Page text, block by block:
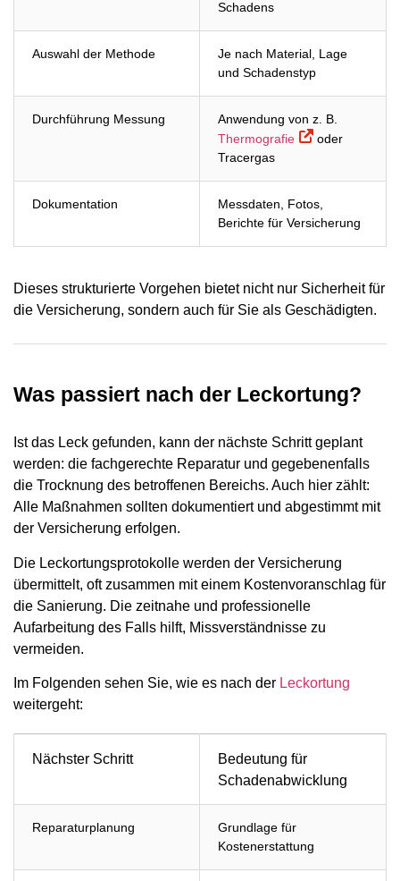
Schadens
Auswahl der Methode
Je nach Material, Lage
und Schadenstyp
Durchführung Messung
Anwendung von z. B.
Thermografie
oder
Tracergas
Dokumentation
Messdaten, Fotos,
Berichte für Versicherung
Dieses strukturierte Vorgehen bietet nicht nur Sicherheit für
die Versicherung, sondern auch für Sie als Geschädigten.
Was passiert nach der Leckortung?
Ist das Leck gefunden, kann der nächste Schritt geplant
werden: die fachgerechte Reparatur und gegebenenfalls
die Trocknung des betroffenen Bereichs. Auch hier zählt:
Alle Maßnahmen sollten dokumentiert und abgestimmt mit
der Versicherung erfolgen.
Die Leckortungsprotokolle werden der Versicherung
übermittelt, oft zusammen mit einem Kostenvoranschlag für
die Sanierung. Die zeitnahe und professionelle
Aufarbeitung des Falls hilft, Missverständnisse zu
vermeiden.
Im Folgenden sehen Sie, wie es nach der Leckortung
weitergeht:
Nächster Schritt
Bedeutung für
Schadenabwicklung
Reparaturplanung
Grundlage für
Kostenerstattung